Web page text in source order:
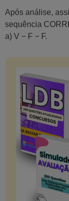
Após análise,
sequência
a) V − F − F.